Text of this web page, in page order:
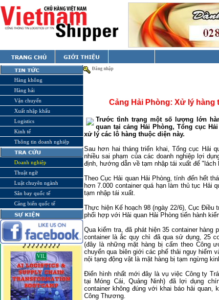
Hàng không
Hàng hải
Vận chuyển
Xuất nhập khẩu
Logistics
Kinh tế
Thông tin doanh nghiệp
Doanh nghiệp
Thuật ngữ
Luật chuyên ngành
Sân bay quốc tế
Cảng biển quốc tế
Đăng nhập
Cảng Hải Phòng: Xử lý
Trước tình trạng một số lượng lớn
quan tại cảng Hải Phòng, Tổng cục
xử lý các lô hàng thuộc diện này.
Sau hơn hai tháng triển khai, Tổng cục Hải
nhiều sai phạm của các doanh nghiệp lợi
định, hướng dẫn về tạm nhập tái xuất để
Theo Cục Hải quan Hải Phòng, tính đến hết
hơn 7.000 container quá hạn làm thủ tục Hải
tạm nhập tái xuất.
Thực hiện Kế hoạch 98 (ngày 22/6), Cục Điều
phối hợp với Hải quan Hải Phòng tiến hành
Qua kiểm tra, đã phát hiện 35 container hàng
container là ắc quy chì đã qua sử dụng, 25
(đây là những mặt hàng bị cấm theo Công
chuyển qua biên giới các phế thải nguy hiểm
nội tạng động vật là mặt hàng bị tạm ngừng
Điển hình nhất mới đây là vụ việc Công ty
tại Móng Cái, Quảng Ninh) đã lợi dụng
container không đúng với khai báo hải quan,
Công Thương.